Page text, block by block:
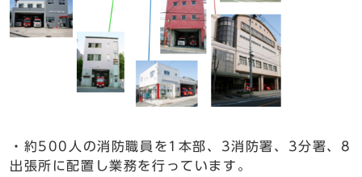
・約500人の消防職員を1本部、3消防署、3分署、8
出張所に配置し業務を行っています。